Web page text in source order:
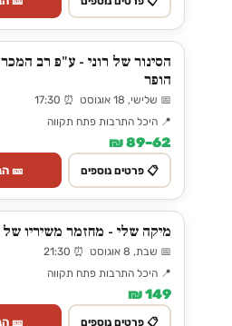
הסינור של רוני - ע"פ רב
הופר
📅 שלישי, 18 אוגוסט ⏰ 17:30
📍 היכל התרבות פתח תקווה
62–89 ₪
📋 פרטים נוספים 🎫
מיקה שלי - מחזמר משיריו של
📅 שבת, 8 אוגוסט ⏰ 21:30
📍 היכל התרבות פתח תקווה
149 ₪
📋 פרטים נוספים 🎫